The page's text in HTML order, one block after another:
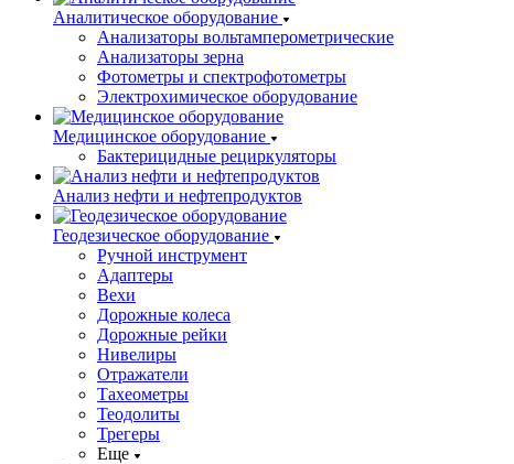
Аналитическое оборудование
Анализаторы вольтамперометрические
Анализаторы зерна
Фотометры и спектрофотометры
Электрохимическое оборудование
Медицинское оборудование
Бактерицидные рециркуляторы
Анализ нефти и нефтепродуктов
Геодезическое оборудование
Ручной инструмент
Адаптеры
Вехи
Дорожные колеса
Дорожные рейки
Нивелиры
Отражатели
Тахеометры
Теодолиты
Трегеры
Еще